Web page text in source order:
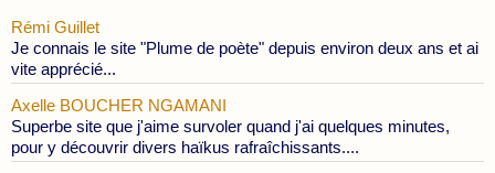
Rémi Guillet
Je connais le site "Plume de poète" depuis environ deux ans et ai
vite apprécié...
Axelle BOUCHER NGAMANI
Superbe site que j'aime survoler quand j'ai quelques minutes,
pour y découvrir divers haïkus rafraîchissants....